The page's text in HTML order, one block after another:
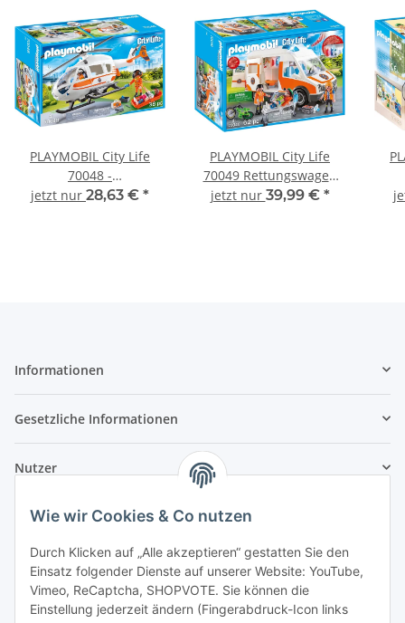
Wie wir Cookies & Co nutzen
Durch Klicken auf „Alle akzeptieren“ gestatten Sie den
Einsatz folgender Dienste auf unserer Website: YouTube,
Vimeo, ReCaptcha, SHOPVOTE. Sie können die
Einstellung jederzeit ändern (Fingerabdruck-Icon links
PLAYMOBIL City Life
70048 -
Rettungshelikopter
jetzt nur 28,63 € *
PLAYMOBIL City Life
70049 Rettungswagen
mit Licht und Sound
jetzt nur 39,99 € *
Informationen
Gesetzliche Informationen
Nutzer